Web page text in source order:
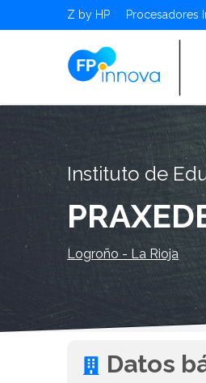
Z by HP Procesadores
Instituto de
Logroño - La Rioja
Datos